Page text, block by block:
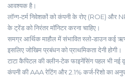
आवश्यक है।
लॉन्ग‑टर्म निवेशकों को कंपनी के रोए (ROE)
के ट्रेंड को निरंतर मॉनिटर करना चाहिए।
समग्र आर्थिक माहौल में संभावित स्लो‑डाउन कई
इसलिए जोखिम प्रबंधन को प्राथमिकता देनी होगी।
टाटा कैपिटल की क्लीन‑टेक फाइनेंसिंग पहल भी नई
कंपनी की AAA रेटिंग और 2.1% कर्ज‑रिशो का